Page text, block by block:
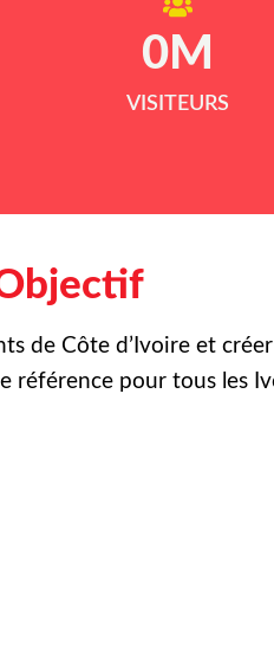
VISITEURS
0M
de Côte d’Ivoire et
référence pour tous les